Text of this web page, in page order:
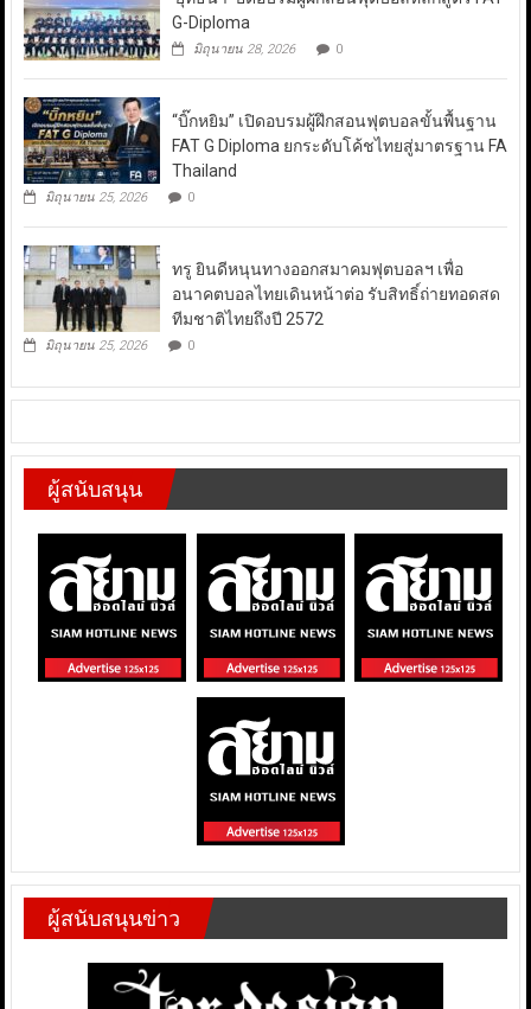
G-Diploma
มิถุนายน 28, 2026 0
“บิ๊กหยิม” เปิดอบรมผู้ฝึกสอนฟุตบอลขั้นพื้นฐาน
FAT G Diploma ยกระดับโค้ชไทยสู่มาตรฐาน FA
Thailand
มิถุนายน 25, 2026 0
ทรู ยินดีหนุนทางออกสมาคมฟุตบอลฯ เพื่อ
อนาคตบอลไทยเดินหน้าต่อ รับสิทธิ์ถ่ายทอดสด
ทีมชาติไทยถึงปี 2572
มิถุนายน 25, 2026 0
ผู้สนับสนุน
ผู้สนับสนุนข่าว